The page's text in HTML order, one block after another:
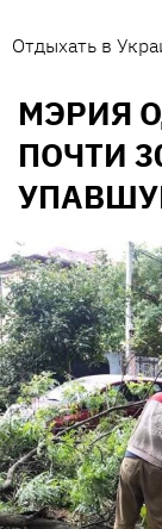
Отдыхать в
МЭРИЯ
ПОЧТИ